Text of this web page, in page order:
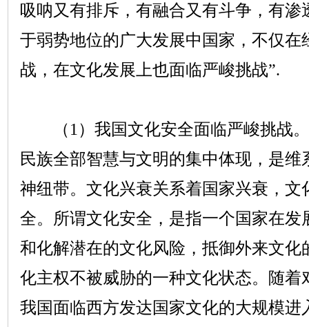
吸呐又有排斥，有融合又有斗争，有渗
于弱势地位的广大发展中国家，不仅在
战，在文化发展上也面临严峻挑战”.
（1 ）我国文化安全面临严峻挑战
民族全部智慧与文明的集中体现，是
神纽带。文化兴衰关系着国家兴衰，文
全。所谓文化安全，是指一个国家在发
和化解潜在的文化风险，抵御外来文化
化主权不被威胁的一种文化状态。随着
我国面临西方发达国家文化的大规模进